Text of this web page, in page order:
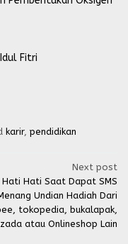
Fitri
karir, pendidikan
Next post
Hati Hati Saat Dapat SMS
Undian Hadiah Dari
tokopedia, bukalapak,
atau Onlineshop Lain